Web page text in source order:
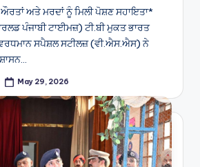
ਅਤੇ ਮਰਦਾਂ ਨੂੰ ਮਿਲੀ ਪੋਸ਼ਣ ਸਹਾਇਤਾ*
ਪੰਜਾਬੀ ਟਾਈਮਜ਼) ਟੀ.ਬੀ ਮੁਕਤ ਭਾਰਤ
ਸਪੈਸ਼ਲ ਸਟੀਲਜ਼ (ਵੀ.ਐਸ.ਐਸ) ਨੇ
May 29, 2026